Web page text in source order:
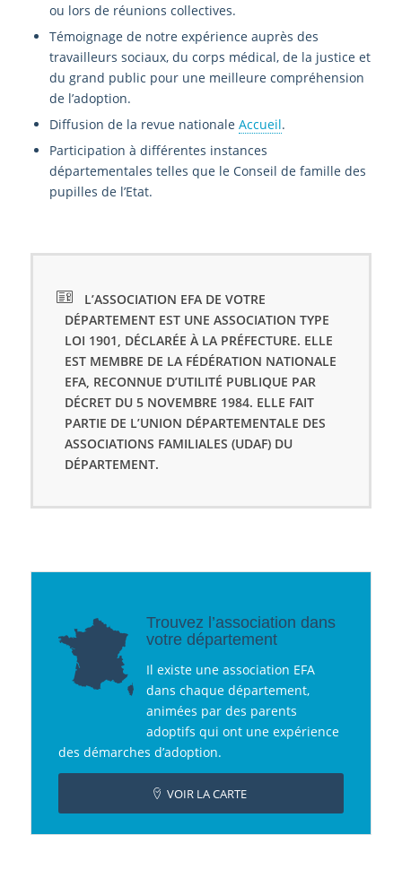
ou lors de réunions collectives.
Témoignage de notre expérience auprès des
travailleurs sociaux, du corps médical, de la justice et
du grand public pour une meilleure compréhension
de l’adoption.
Diffusion de la revue nationale Accueil.
Participation à différentes instances
départementales telles que le Conseil de famille des
pupilles de l’Etat.
L’ASSOCIATION EFA DE VOTRE
DÉPARTEMENT EST UNE ASSOCIATION TYPE
LOI 1901, DÉCLARÉE À LA PRÉFECTURE. ELLE
EST MEMBRE DE LA FÉDÉRATION NATIONALE
EFA, RECONNUE D’UTILITÉ PUBLIQUE PAR
DÉCRET DU 5 NOVEMBRE 1984. ELLE FAIT
PARTIE DE L’UNION DÉPARTEMENTALE DES
ASSOCIATIONS FAMILIALES (UDAF) DU
DÉPARTEMENT.
Trouvez l’association dans
votre département
Il existe une association EFA
dans chaque département,
animées par des parents
adoptifs qui ont une expérience
des démarches d’adoption.
VOIR LA CARTE